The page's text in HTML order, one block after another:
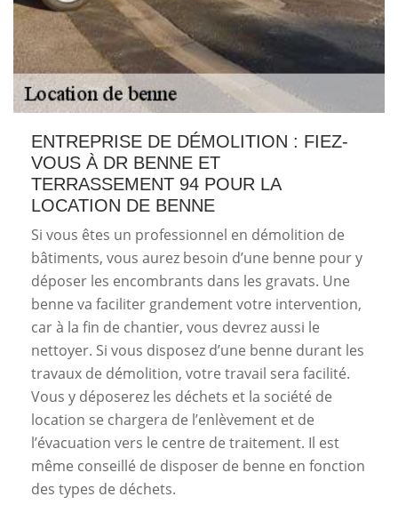
ENTREPRISE DE DÉMOLITION : FIEZ-
VOUS À DR BENNE ET
TERRASSEMENT 94 POUR LA
LOCATION DE BENNE
Si vous êtes un professionnel en démolition de
bâtiments, vous aurez besoin d’une benne pour y
déposer les encombrants dans les gravats. Une
benne va faciliter grandement votre intervention,
car à la fin de chantier, vous devrez aussi le
nettoyer. Si vous disposez d’une benne durant les
travaux de démolition, votre travail sera facilité.
Vous y déposerez les déchets et la société de
location se chargera de l’enlèvement et de
l’évacuation vers le centre de traitement. Il est
même conseillé de disposer de benne en fonction
des types de déchets.